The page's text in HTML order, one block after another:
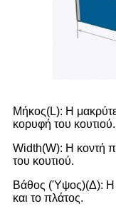
Μήκος(L): Η
κορυφή του κουτιού.
Width(W): Η κοντή
του κουτιού.
Βάθος (Ύψος)(Δ): Η
και το πλάτος.